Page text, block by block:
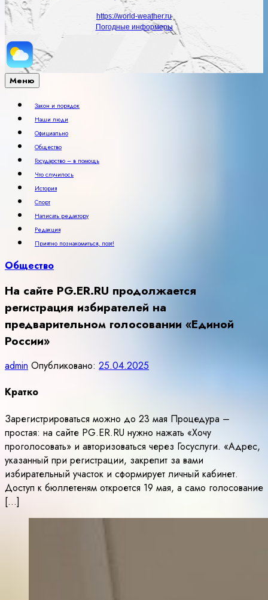
https://world-weather.ru
Погодные информеры
Меню
Закон и порядок
Наши люди
Официально
Общество
Государство – в помощь
Что случилось
История
Спорт
Написать редактору
Редакция
Приятно познакомиться, поэт!
Общество
На сайте PG.ER.RU продолжается
регистрация избирателей на
предварительном голосовании «Единой
России»
admin Опубликовано: 25.04.2025
Кратко
Зарегистрироваться можно до 23 мая Процедура –
простая: на сайте PG.ER.RU нужно нажать «Хочу
проголосовать» и авторизоваться через Госуслуги. «Адрес,
указанный при регистрации, закрепит за вами
избирательный участок и сформирует личный кабинет.
Доступ к бюллетеням откроется 19 мая, а само голосование
[…]